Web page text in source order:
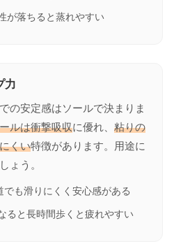
が落ちると蒸れやすい
力
の安定感はソールで決まりま
ルは衝撃吸収に優れ、 粘りの
くい特徴があります。用途に
ょう。
でも滑りにくく安心感がある
ると長時間歩くと疲れやすい